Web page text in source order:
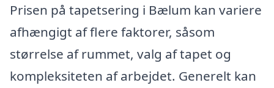
Prisen på tapetsering i Bælum kan variere
afhængigt af flere faktorer, såsom
størrelse af rummet, valg af tapet og
kompleksiteten af arbejdet. Generelt kan